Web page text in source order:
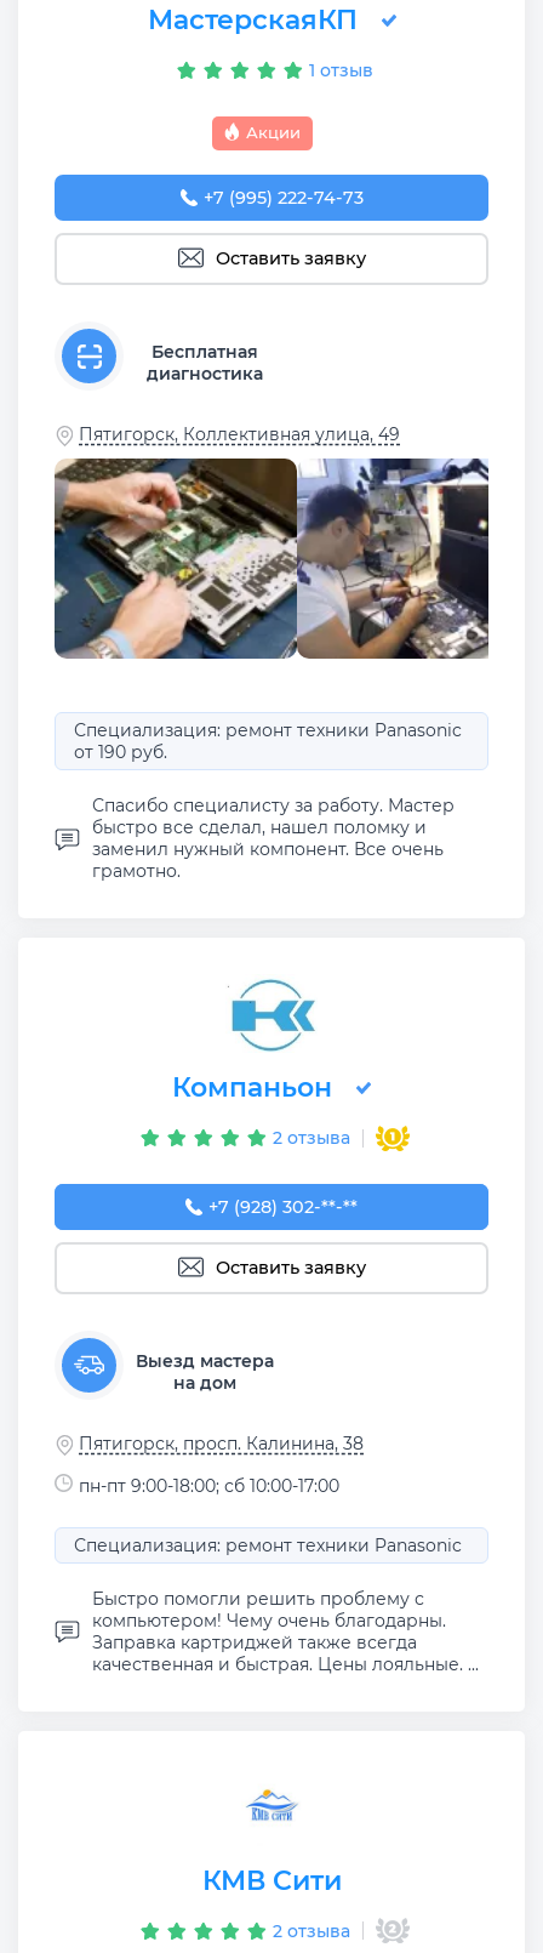
МастерскаяКП
1 отзыв
Акции
+7 (995) 222-74-73
Оставить заявку
Бесплатная
диагностика
Пятигорск, Коллективная улица, 49
Специализация: ремонт техники Panasonic
от 190 руб.
Спасибо специалисту за работу. Мастер
быстро все сделал, нашел поломку и
заменил нужный компонент. Все очень
грамотно.
Компаньон
2 отзыва
+7 (928) 302-77-31
+7 (928) 302-**-**
Оставить заявку
Выезд мастера
на дом
Пятигорск, просп. Калинина, 38
пн-пт 9:00-18:00; сб 10:00-17:00
Специализация: ремонт техники Panasonic
Быстро помогли решить проблему с
компьютером! Чему очень благодарны.
Заправка картриджей также всегда
качественная и быстрая. Цены лояльные. ...
КМВ Сити
2 отзыва